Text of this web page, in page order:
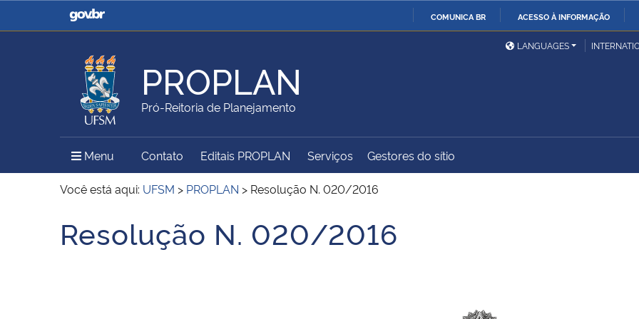
COMUNICA BR ACESSO À INFORMAÇÃO
Casa Civil
Ministério da Justiça e
Ministério da Defesa
Ministério das Relações
Exteriores
Ministério da Agricultura,
Pecuária e Abastecimento
Ministério da Educação
Ministério do Meio Ambiente Ministério do Turismo
Ministério do
Desenvolvimento Regional
Secretaria de Governo
Gabinete de Segurança
Advocacia-Geral da União
LANGUAGES
PROPLAN
Pró-Reitoria de Planejamento
Menu Menu Principal do Sítio
Contato Editais PROPLAN Serviços Gestores do sítio
Você está aqui: UFSM > PROPLAN > Resolução N. 020/2016
Início do conteúdo
Resolução N. 020/2016